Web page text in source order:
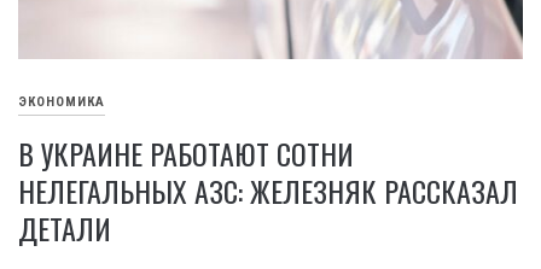
ЭКОНОМИКА
В УКРАИНЕ РАБОТАЮТ СОТНИ
НЕЛЕГАЛЬНЫХ АЗС: ЖЕЛЕЗНЯК РАССКАЗАЛ
ДЕТАЛИ